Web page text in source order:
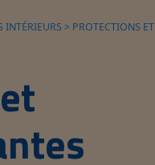
INTÉRIEURS > PROTECTIONS ET